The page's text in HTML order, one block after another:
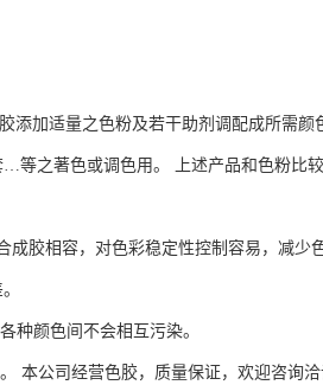
加适量之色粉及若干助剂调配成所需颜
等之著色或调色用。 上述产品和色粉比
胶相容，对色彩稳定性控制容易，减少
种颜色间不会相互污染。
本公司经营色胶，质量保证，欢迎咨询洽